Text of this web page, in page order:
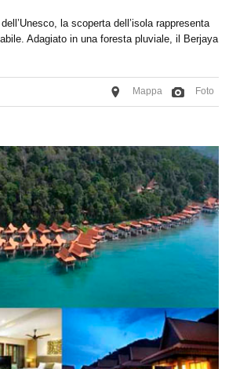
la scoperta dell’isola rappresenta
Adagiato in una foresta pluviale, il Berjaya
Foto
Mappa